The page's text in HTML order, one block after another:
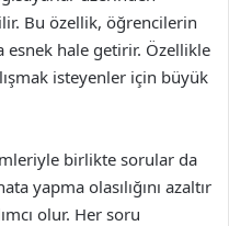
Bu özellik, öğrencilerin
esnek hale getirir. Özellikle
isteyenler için büyük
birlikte sorular da
yapma olasılığını azaltır
olur. Her soru